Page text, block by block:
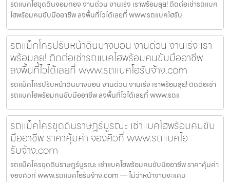
รถแบคโฮขุดดินจอมทอง งานด่วน งานเร่ง เราพร้อมลุย! ติดต่อเช่ารถแบค
โฮพร้อมคนขับมืออาชีพ ลงพื้นที่ไวได้เลยที่ www.รถแบคโฮรับ
รถแม็คโครปรับหน้าดินบางบอน งานด่วน งานเร่ง เรา
พร้อมลุย! ติดต่อเช่ารถแบคโฮพร้อมคนขับมืออาชีพ
ลงพื้นที่ไวได้เลยที่ www.รถแบคโฮรับจ้าง.com
รถแม็คโครปรับหน้าดินบางบอน งานด่วน งานเร่ง เราพร้อมลุย! ติดต่อเช่า
รถแบคโฮพร้อมคนขับมืออาชีพ ลงพื้นที่ไวได้เลยที่ www.รถแ
รถแม็คโครขุดดินราษฎร์บูรณะ เช่าแบคโฮพร้อมคนขับ
มืออาชีพ ราคาคุ้มค่า จองคิวที่ www.รถแบคโฮ
รับจ้าง.com
รถแม็คโครขุดดินราษฎร์บูรณะ เช่าแบคโฮพร้อมคนขับมืออาชีพ ราคาคุ้มค่า
จองคิวที่ www.รถแบคโฮรับจ้าง.com — ไม่ว่าหน้างานจะแคบ